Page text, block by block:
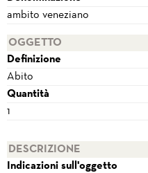
ambito veneziano
OGGETTO
Definizione
Abito
Quantità
1
DESCRIZIONE
Indicazioni sull'oggetto